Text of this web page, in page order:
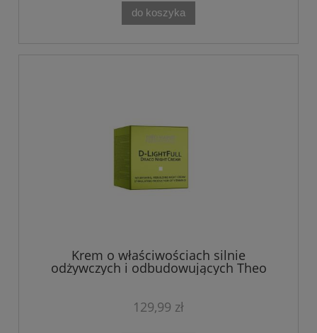
do koszyka
Krem o właściwościach silnie
odżywczych i odbudowujących Theo
Marvee DRACO NIGHT CREAM 50 ML
129,99 zł